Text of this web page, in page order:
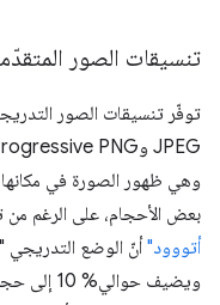
تنسيقات الصور
وهي ظهور الصورة في مكانها
بعض الأحجام، على الرغم
أتووود"
ويضيف حوالي% 10 إلى حجم صور JPEG وGIF". ومع ذلك،